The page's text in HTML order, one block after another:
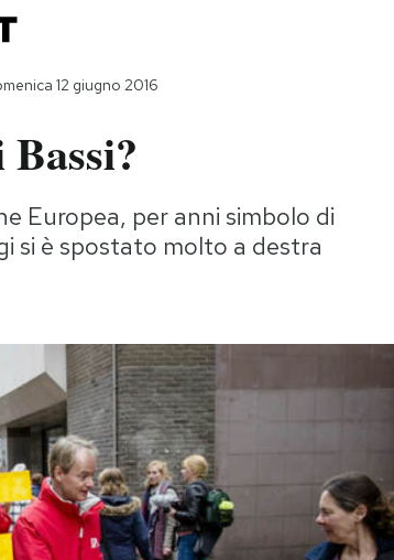
12 giugno 2016
Bassi?
Europea, per anni simbolo di
si è spostato molto a destra